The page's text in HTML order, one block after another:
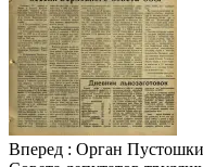
Вперед : Орган